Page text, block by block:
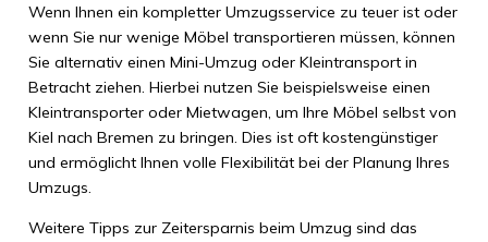
Wenn Ihnen ein kompletter Umzugsservice zu teuer ist oder
wenn Sie nur wenige Möbel transportieren müssen, können
Sie alternativ einen Mini-Umzug oder Kleintransport in
Betracht ziehen. Hierbei nutzen Sie beispielsweise einen
Kleintransporter oder Mietwagen, um Ihre Möbel selbst von
Kiel nach Bremen zu bringen. Dies ist oft kostengünstiger
und ermöglicht Ihnen volle Flexibilität bei der Planung Ihres
Umzugs.
Weitere Tipps zur Zeitersparnis beim Umzug sind das